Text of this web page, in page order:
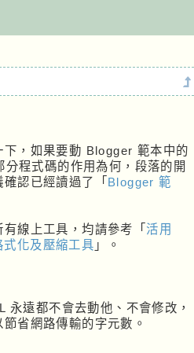
下，如果要動 Blogger 範本中的
程式碼的作用為何，段落的開
認已經讀過了「 Blogger 範
線上工具，均請參考「 活用
化及壓縮工具 」。
永遠都不會去動他、不會修改，
省網路傳輸的字元數。